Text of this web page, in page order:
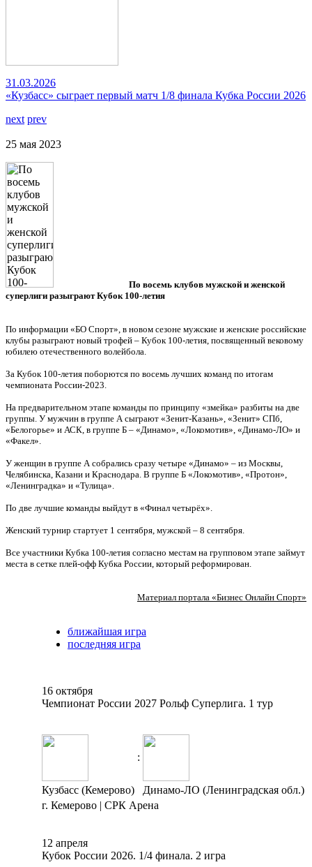
31.03.2026
«Кузбасс» сыграет первый матч 1/8 финала Кубка России 2026
next prev
25 мая 2023
По восемь клубов мужской и женской
суперлиги разыграют Кубок 100-летия
По информации «БО Спорт», в новом сезоне мужские и женские российские
клубы разыграют новый трофей – Кубок 100-летия, посвященный вековому
юбилею отечественного волейбола.
За Кубок 100-летия поборются по восемь лучших команд по итогам
чемпионата России-2023.
На предварительном этапе команды по принципу «змейка» разбиты на две
группы. У мужчин в группе А сыграют «Зенит-Казань», «Зенит» СПб,
«Белогорье» и АСК, в группе Б – «Динамо», «Локомотив», «Динамо-ЛО» и
«Факел».
У женщин в группе А собрались сразу четыре «Динамо» – из Москвы,
Челябинска, Казани и Краснодара. В группе Б «Локомотив», «Протон»,
«Ленинградка» и «Тулица».
По две лучшие команды выйдут в «Финал четырёх».
Женский турнир стартует 1 сентября, мужской – 8 сентября.
Все участники Кубка 100-летия согласно местам на групповом этапе займут
места в сетке плей-офф Кубка России, который реформирован.
Материал портала «Бизнес Онлайн Спорт»
ближайшая игра
последняя игра
16 октября
Чемпионат России 2027 Рольф Суперлига. 1 тур
:
Кузбасс (Кемерово)
Динамо-ЛО (Ленинградская обл.)
г. Кемерово | СРК Арена
12 апреля
Кубок России 2026. 1/4 финала. 2 игра